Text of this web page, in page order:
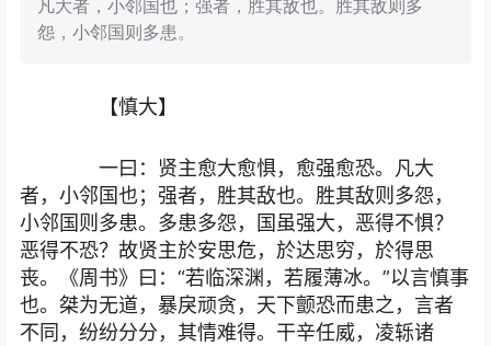
凡大者，小邻国也；强者，胜其敌也。胜其敌则多
怨，小邻国则多患。
【慎大】
一曰：贤主愈大愈惧，愈强愈恐。凡大
者，小邻国也；强者，胜其敌也。胜其敌则多怨，
小邻国则多患。多患多怨，国虽强大，恶得不惧？
恶得不恐？故贤主於安思危，於达思穷，於得思
丧。《周书》曰：“若临深渊，若履薄冰。”以言慎事
也。桀为无道，暴戾顽贪，天下颤恐而患之，言者
不同，纷纷分分，其情难得。干辛任威，凌轹诸